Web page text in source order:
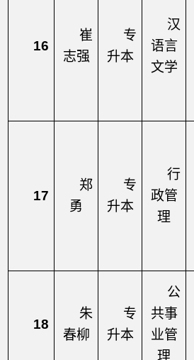
16
崔
志强
专
升本
汉
语言
文学
17
郑
勇
专
升本
行
政管
理
18
朱
春柳
专
升本
公
共事
业管
理